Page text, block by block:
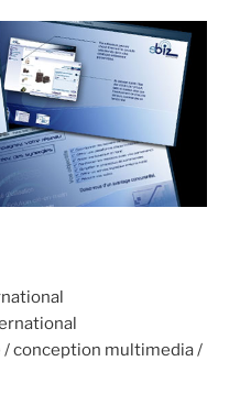
conception multimedia /